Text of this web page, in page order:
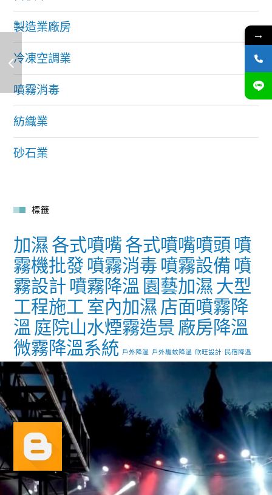
製造業廠房
冷凍空調業
噴霧消毒
紡織業
砂石業
標籤
加濕 各式噴嘴各式噴嘴噴頭 噴
霧機批發 噴霧消毒 噴霧設備 噴
霧設計 噴霧降溫 園藝加濕 大型
工程施工 室內加濕 店面噴霧降
溫 庭院山水煙霧造景 廠房降溫
微霧降溫系統 戶外降溫 戶外驅蚊降溫 欣旺設計 民宿降溫
→